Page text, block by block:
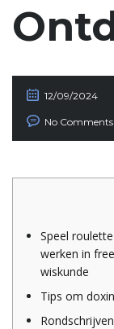
12/09/2024
No Comments
Speel
werken in
wiskunde
Tips om